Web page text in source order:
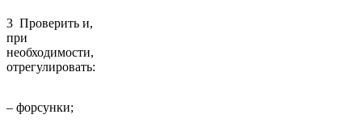
3 Проверить и,
при
необходимости,
отрегулировать:
– форсунки;